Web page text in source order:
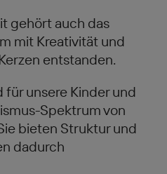
gehört auch das
mit Kreativität und
entstanden.
für unsere Kinder und
Spektrum von
bieten Struktur und
dadurch